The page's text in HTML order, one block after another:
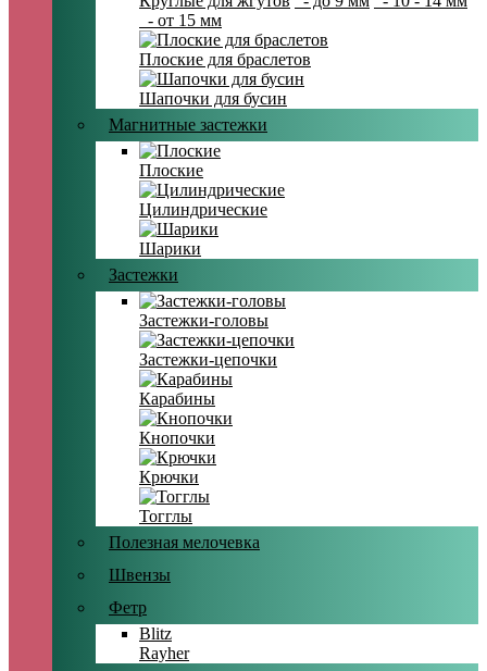
- от 15 мм
Плоские для браслетов
Шапочки для бусин
Магнитные застежки
Плоские
Цилиндрические
Шарики
Застежки
Застежки-головы
Застежки-цепочки
Карабины
Кнопочки
Крючки
Тогглы
Полезная мелочевка
Швензы
Фетр
Blitz
Rayher